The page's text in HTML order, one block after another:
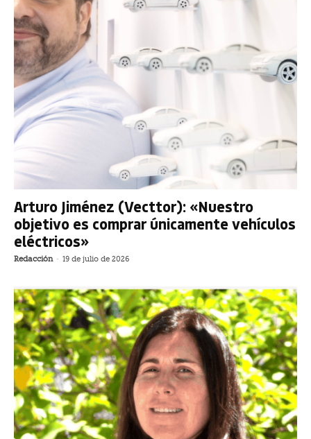
Arturo Jiménez (Vecttor): «Nuestro
objetivo es comprar únicamente vehículos
eléctricos»
Redacción - 19 de julio de 2026